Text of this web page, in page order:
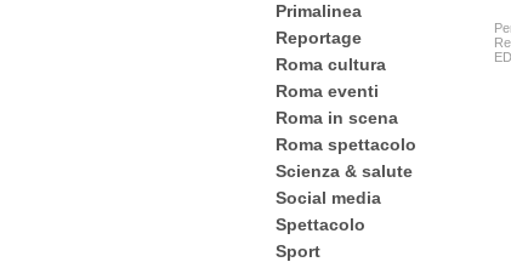
Primalinea
Reportage
Roma cultura
Roma eventi
Roma in scena
Roma spettacolo
Scienza & salute
Social media
Spettacolo
Sport